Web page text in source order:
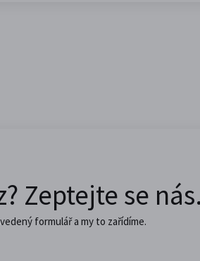
Zeptejte se
formulář a my to zařídíme.